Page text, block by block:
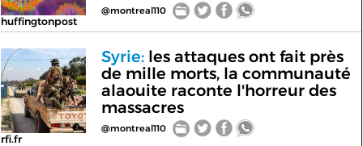
huffingtonpost
@montreal110
rfi.fr
Syrie:les attaques ont fait près
de mille morts, la communauté
alaouite raconte l'horreur des
massacres
@montreal110